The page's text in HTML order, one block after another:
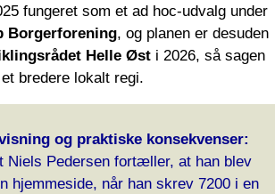
fungeret som et ad hoc-udvalg under
Borgerforening, og planen er desuden
Helle Øst i 2026, så sagen
bredere lokalt regi.
og praktiske konsekvenser:
Niels Pedersen fortæller, at han blev
hjemmeside, når han skrev 7200 i en